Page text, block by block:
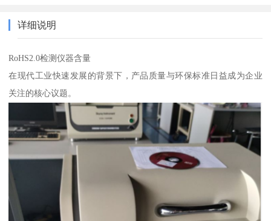
详细说明
RoHS2.0检测仪器含量
在现代工业快速发展的背景下，产品质量与环保标准日益成为企业
关注的核心议题。